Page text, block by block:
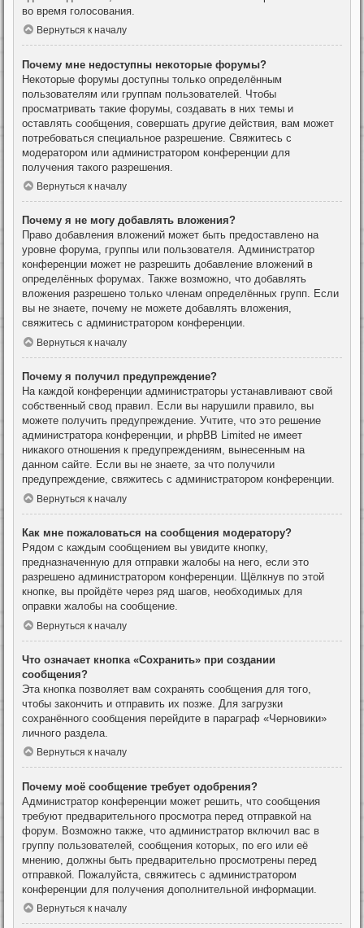
во время голосования.
Вернуться к началу
Почему мне недоступны некоторые форумы?
Некоторые форумы доступны только определённым
пользователям или группам пользователей. Чтобы
просматривать такие форумы, создавать в них темы и
оставлять сообщения, совершать другие действия, вам может
потребоваться специальное разрешение. Свяжитесь с
модератором или администратором конференции для
получения такого разрешения.
Вернуться к началу
Почему я не могу добавлять вложения?
Право добавления вложений может быть предоставлено на
уровне форума, группы или пользователя. Администратор
конференции может не разрешить добавление вложений в
определённых форумах. Также возможно, что добавлять
вложения разрешено только членам определённых групп. Если
вы не знаете, почему не можете добавлять вложения,
свяжитесь с администратором конференции.
Вернуться к началу
Почему я получил предупреждение?
На каждой конференции администраторы устанавливают свой
собственный свод правил. Если вы нарушили правило, вы
можете получить предупреждение. Учтите, что это решение
администратора конференции, и phpBB Limited не имеет
никакого отношения к предупреждениям, вынесенным на
данном сайте. Если вы не знаете, за что получили
предупреждение, свяжитесь с администратором конференции.
Вернуться к началу
Как мне пожаловаться на сообщения модератору?
Рядом с каждым сообщением вы увидите кнопку,
предназначенную для отправки жалобы на него, если это
разрешено администратором конференции. Щёлкнув по этой
кнопке, вы пройдёте через ряд шагов, необходимых для
оправки жалобы на сообщение.
Вернуться к началу
Что означает кнопка «Сохранить» при создании
сообщения?
Эта кнопка позволяет вам сохранять сообщения для того,
чтобы закончить и отправить их позже. Для загрузки
сохранённого сообщения перейдите в параграф «Черновики»
личного раздела.
Вернуться к началу
Почему моё сообщение требует одобрения?
Администратор конференции может решить, что сообщения
требуют предварительного просмотра перед отправкой на
форум. Возможно также, что администратор включил вас в
группу пользователей, сообщения которых, по его или её
мнению, должны быть предварительно просмотрены перед
отправкой. Пожалуйста, свяжитесь с администратором
конференции для получения дополнительной информации.
Вернуться к началу